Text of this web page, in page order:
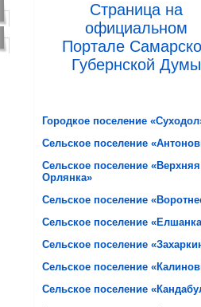
Страница на
официальном
Портале
Губернской Думы
Городкое поселение
Сельское поселение
Сельское поселение «Верхняя
Орлянка»
Сельское поселение
Сельское поселение
Сельское поселение
Сельское поселение
Сельское поселение